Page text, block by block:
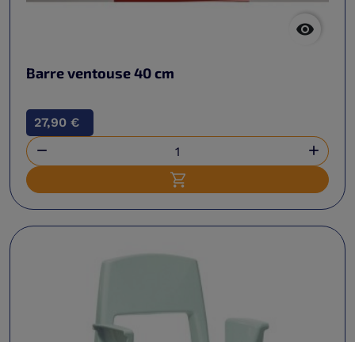

Barre ventouse 40 cm
27,90 €
 
Ajouter au panier